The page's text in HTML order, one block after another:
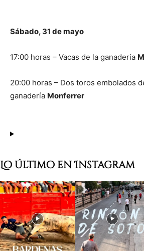
Sábado, 31 de mayo
17:00 horas – Vacas de la ganadería
20:00 horas – Dos toros embolados
ganadería Monferrer
Lo último en Instagram